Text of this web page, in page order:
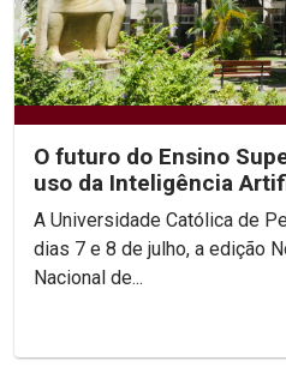
O futuro do Ensino
uso da Inteligência
acadêmico...
A Universidade Católica de
dias 7 e 8 de julho, a edição
Nacional de...